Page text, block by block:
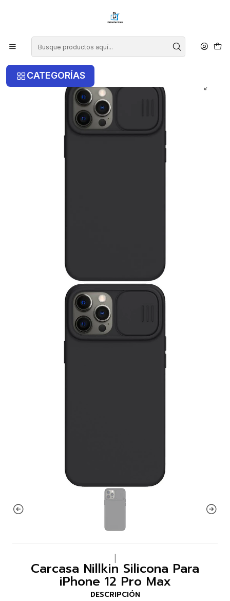
CATEGORÍAS
Inicio iPhone
iPhone 12 Pro Max
Carcasa Nillkin Silicona Para iPhone 12 Pro Max
Carcasa Nillkin Silicona Para
iPhone 12 Pro Max
DESCRIPCIÓN